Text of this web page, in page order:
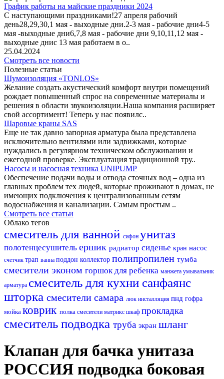
График работы на майские праздники 2024
С наступающими праздниками!27 апреля рабочий
день28,29,30,1 мая - выходные дни.2-3 мая - рабочие дни4-5
мая -выходные дни6,7,8 мая - рабочие дни 9,10,11,12 мая -
выходные днис 13 мая работаем в о..
25.04.2024
Смотреть все новости
Полезные статьи
Шумоизоляция «TONLOS»
Желание создать акустический комфорт внутри помещений
рождает повышенный спрос на современные материалы и
решения в области звукоизоляции.Наша компания расширяет
свой ассортимент! Теперь у нас появилс..
Шаровые краны SAS
Еще не так давно запорная арматура была представлена
исключительно вентилями или задвижками, которые
нуждались в регулярном техническом обслуживании и
ежегодной проверке. Эксплуатация традиционной тру..
Насосы и насосная техника UNIPUMP
Обеспечение подачи воды и отвода сточных вод – одна из
главных проблем тех людей, которые проживают в домах, не
имеющих подключения к централизованным сетям
водоснабжения и канализации. Самым простым ..
Смотреть все статьи
Облако тегов
смеситель для ванной сифон унитаз
полотенцесушитель ершик радиатор сиденье кран насос
счетчик трап ванна поддон коллектор полипропилен тумба
смесители эконом горшок для ребенка манжета умывальник
арматура смеситель для кухни санфаянс
шторка смесители самара люк инсталляция пнд гофра
мойка коврик полка смесители матрикс шкаф прокладка
смеситель подводка труба экран шланг
Клапан для бачка унитаза
РОССИЯ подводка боковая